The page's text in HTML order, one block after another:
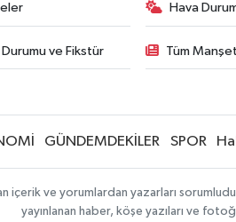
Hava
ve Fikstür Tüm
GÜNDEMDEKİLER SPOR
içerik ve yorumlardan yazarları
yayınlanan haber, köşe yazıları ve